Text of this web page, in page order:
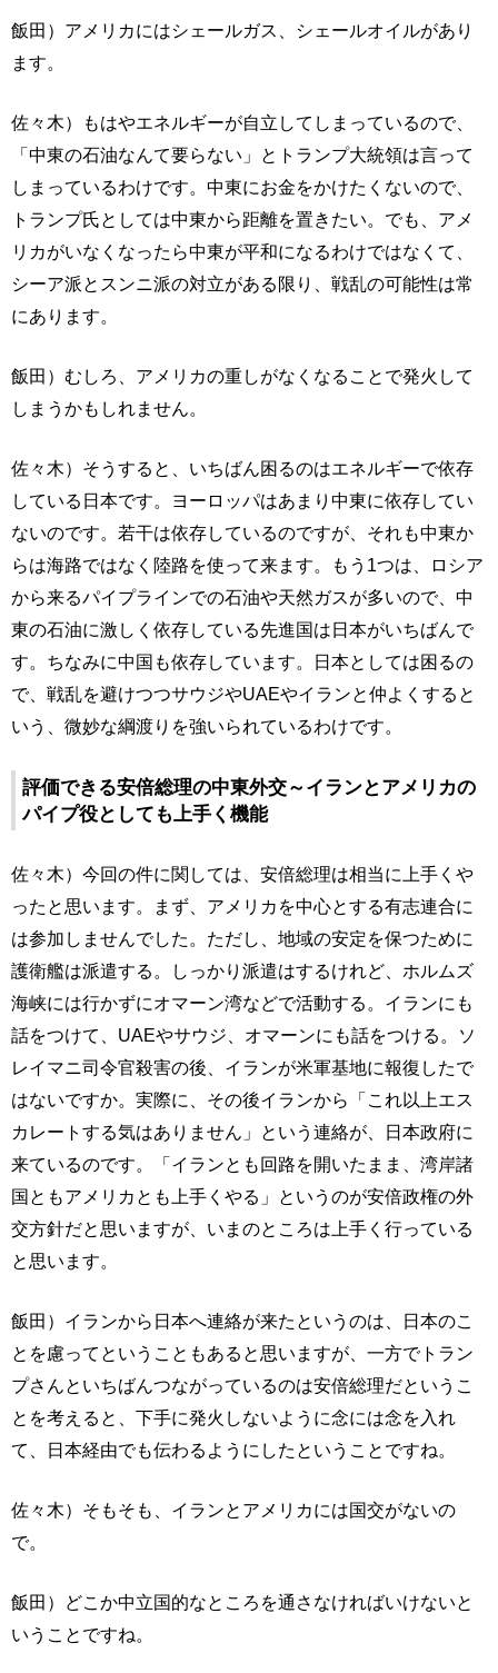
飯田）アメリカにはシェールガス、シェールオイルがあり
ます。
佐々木）もはやエネルギーが自立してしまっているので、
「中東の石油なんて要らない」とトランプ大統領は言って
しまっているわけです。中東にお金をかけたくないので、
トランプ氏としては中東から距離を置きたい。でも、アメ
リカがいなくなったら中東が平和になるわけではなくて、
シーア派とスンニ派の対立がある限り、戦乱の可能性は常
にあります。
飯田）むしろ、アメリカの重しがなくなることで発火して
しまうかもしれません。
佐々木）そうすると、いちばん困るのはエネルギーで依存
している日本です。ヨーロッパはあまり中東に依存してい
ないのです。若干は依存しているのですが、それも中東か
らは海路ではなく陸路を使って来ます。もう1つは、ロシア
から来るパイプラインでの石油や天然ガスが多いので、中
東の石油に激しく依存している先進国は日本がいちばんで
す。ちなみに中国も依存しています。日本としては困るの
で、戦乱を避けつつサウジやUAEやイランと仲よくすると
いう、微妙な綱渡りを強いられているわけです。
評価できる安倍総理の中東外交～イランとアメリカの
パイプ役としても上手く機能
佐々木）今回の件に関しては、安倍総理は相当に上手くや
ったと思います。まず、アメリカを中心とする有志連合に
は参加しませんでした。ただし、地域の安定を保つために
護衛艦は派遣する。しっかり派遣はするけれど、ホルムズ
海峡には行かずにオマーン湾などで活動する。イランにも
話をつけて、UAEやサウジ、オマーンにも話をつける。ソ
レイマニ司令官殺害の後、イランが米軍基地に報復したで
はないですか。実際に、その後イランから「これ以上エス
カレートする気はありません」という連絡が、日本政府に
来ているのです。「イランとも回路を開いたまま、湾岸諸
国ともアメリカとも上手くやる」というのが安倍政権の外
交方針だと思いますが、いまのところは上手く行っている
と思います。
飯田）イランから日本へ連絡が来たというのは、日本のこ
とを慮ってということもあると思いますが、一方でトラン
プさんといちばんつながっているのは安倍総理だというこ
とを考えると、下手に発火しないように念には念を入れ
て、日本経由でも伝わるようにしたということですね。
佐々木）そもそも、イランとアメリカには国交がないの
で。
飯田）どこか中立国的なところを通さなければいけないと
いうことですね。